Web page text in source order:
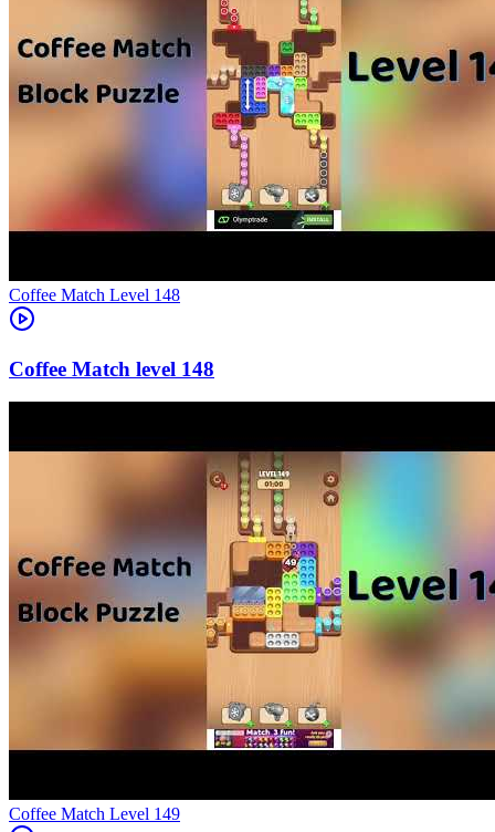
Level 148
148
Level 149